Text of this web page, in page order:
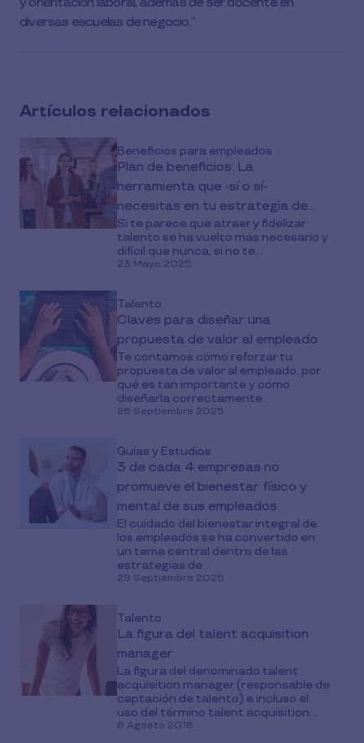
diversas escuelas de negocio.
Artículos relacionados
Beneficios para empleados
Plan de beneficios: La
herramienta que -sí o sí-
necesitas en tu estrategia de
talento
Si te parece que atraer y fidelizar
talento se ha vuelto más necesario y
difícil que nunca, si no te...
23 Mayo 2025
Talento
Claves para diseñar una
propuesta de valor al empleado
Te contamos cómo reforzar tu
propuesta de valor al empleado, por
qué es tan importante y cómo
diseñarla correctamente.
26 Septiembre 2025
Guías y Estudios
3 de cada 4 empresas no
promueve el bienestar físico y
mental de sus empleados
El cuidado del bienestar integral de
los empleados se ha convertido en
un tema central dentro de las
estrategias de...
29 Septiembre 2025
Talento
La figura del talent acquisition
manager
La figura del denominado talent
acquisition manager (responsable de
captación de talento) e incluso el
uso del término talent acquisition...
8 Agosto 2018